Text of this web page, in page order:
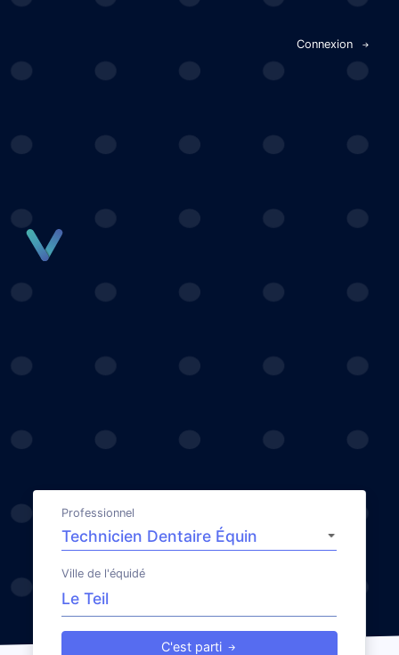
Connexion
Professionnel
Ville de l'équidé
C'est parti